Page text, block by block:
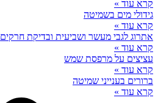
קרא עוד »
גידולי מים בשמיטה
קרא עוד »
אתרוג לגבי מעשר ושביעית ובדיקת חרקים
קרא עוד »
עציצים על מרפסת שמש
קרא עוד »
ברורים בענייני שמיטה
קרא עוד »